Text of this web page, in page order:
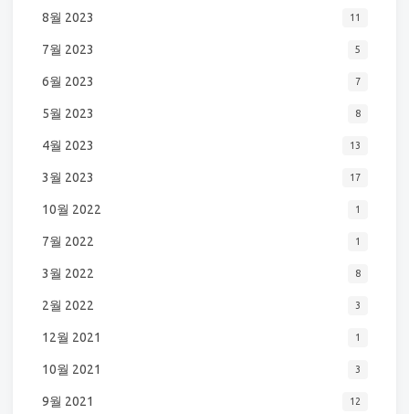
8월 2023 11
7월 2023 5
6월 2023 7
5월 2023 8
4월 2023 13
3월 2023 17
10월 2022 1
7월 2022 1
3월 2022 8
2월 2022 3
12월 2021 1
10월 2021 3
9월 2021 12